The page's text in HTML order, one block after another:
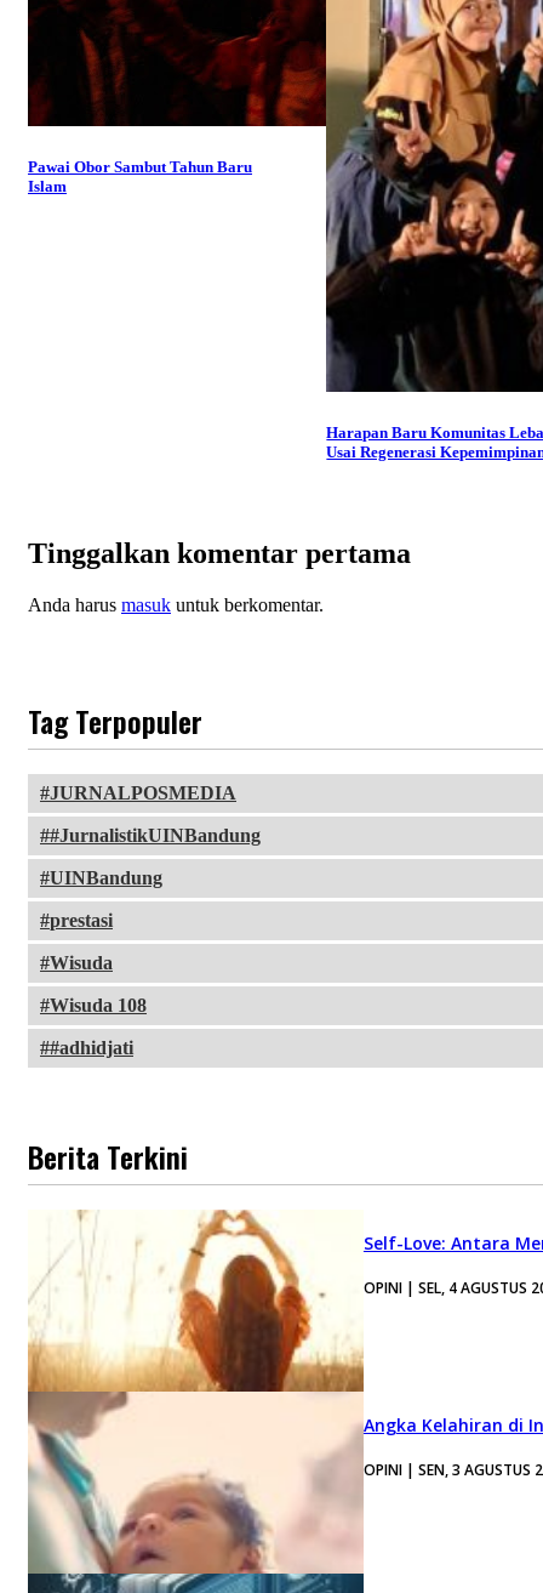
Pawai Obor Sambut Tahun Baru
Islam
Harapan Baru Komunitas
Usai Regenerasi
Tinggalkan komentar pertama
Anda harus masuk untuk berkomentar.
Tag Terpopuler
JURNALPOSMEDIA
#JurnalistikUINBandung
UINBandung
prestasi
Wisuda
Wisuda 108
#adhidjati
Berita Terkini
Self-Love: Antara
OPINI | SEL, 4 AGUSTUS
Angka Kelahiran di
OPINI | SEN, 3 AGUSTUS